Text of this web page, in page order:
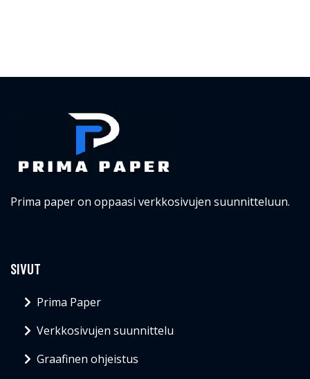
Prima paper on oppaasi verkkosivujen suunnitteluun.
SIVUT
Prima Paper
Verkkosivujen suunnittelu
Graafinen ohjeistus